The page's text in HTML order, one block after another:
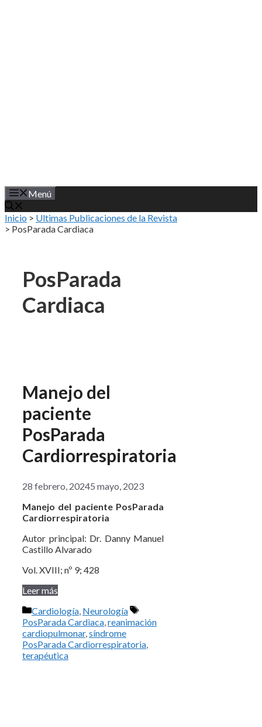
Menú
Inicio > Ultimas Publicaciones de la Revista
> PosParada Cardiaca
PosParada
Cardiaca
Manejo del
paciente
PosParada
Cardiorrespiratoria
28 febrero, 20245 mayo, 2023
Manejo del paciente PosParada
Cardiorrespiratoria
Autor principal: Dr. Danny Manuel
Castillo Alvarado
Vol. XVIII; nº 9; 428
Leer más
Categorías
Cardiología, Neurología
Etiquetas
PosParada Cardiaca,reanimación
cardiopulmonar,síndrome
PosParada Cardiorrespiratoria,
terapéutica